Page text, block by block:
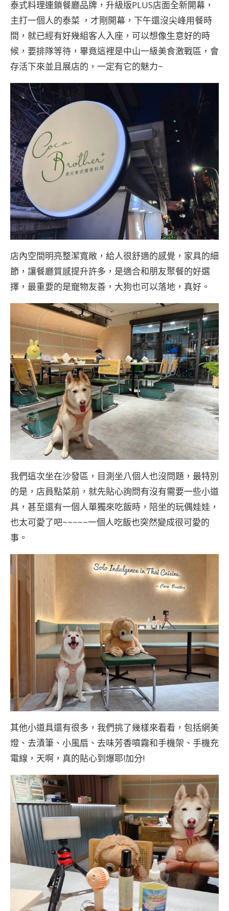
泰式料理連鎖餐廳品牌，升級版PLUS店面全新開幕，
主打一個人的泰菜 ，才剛開幕，下午還沒尖峰用餐時
間，就已經有好幾組客人入座，可以想像生意好的時
候，要排隊等待，畢竟這裡是中山一級美食激戰區，會
存活下來並且展店的，一定有它的魅力~
店內空間明亮整潔寬敞，給人很舒適的感覺，家具的細
節，讓餐廳質感提升許多，是適合和朋友聚餐的好選
擇，最重要的是寵物友善，大狗也可以落地，真好。
我們這次坐在沙發區，目測坐八個人也沒問題，最特別
的是，店員點菜前，就先貼心詢問有沒有需要一些小道
具，甚至還有一個人單獨來吃飯時，陪坐的玩偶娃娃，
也太可愛了吧~~~~~一個人吃飯也突然變成很可愛的
事。
其他小道具還有很多，我們挑了幾樣來看看，包括網美
燈、去漬筆、小風扇、去味芳香噴霧和手機架、手機充
電線，天啊，真的貼心到爆耶!加分!